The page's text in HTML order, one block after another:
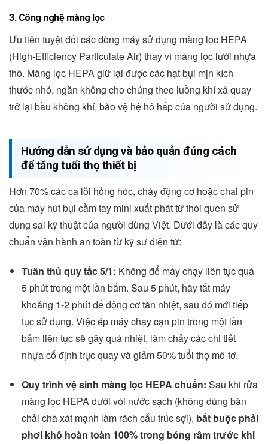
3. Công nghệ màng lọc
Ưu tiên tuyệt đối các dòng máy sử dụng màng lọc HEPA
(High-Efficiency Particulate Air) thay vì màng lọc lưới nhựa
thô. Màng lọc HEPA giữ lại được các hạt bụi mịn kích
thước nhỏ, ngăn không cho chúng theo luồng khí xả quay
trở lại bầu không khí, bảo vệ hệ hô hấp của người sử dụng.
Hướng dẫn sử dụng và bảo quản đúng cách
để tăng tuổi thọ thiết bị
Hơn 70% các ca lỗi hỏng hóc, cháy động cơ hoặc chai pin
của máy hút bụi cầm tay mini xuất phát từ thói quen sử
dụng sai kỹ thuật của người dùng Việt. Dưới đây là các quy
chuẩn vận hành an toàn từ kỹ sư điện tử:
Tuân thủ quy tắc 5/1: Không để máy chạy liên tục quá
5 phút trong một lần bấm. Sau 5 phút, hãy tắt máy
khoảng 1-2 phút để động cơ tản nhiệt, sau đó mới tiếp
tục sử dụng. Việc ép máy chạy cạn pin trong một lần
bấm liên tục sẽ gây quá nhiệt, làm chảy các chi tiết
nhựa cố định trục quay và giảm 50% tuổi thọ mô-tơ.
Quy trình vệ sinh màng lọc HEPA chuẩn: Sau khi rửa
màng lọc HEPA dưới vòi nước sạch (không dùng bàn
chải chà xát mạnh làm rách cấu trúc sợi), bắt buộc phải
phơi khô hoàn toàn 100% trong bóng râm trước khi